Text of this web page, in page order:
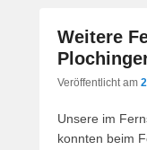
Weitere
Veröffentlicht am
Unsere im
konnten beim